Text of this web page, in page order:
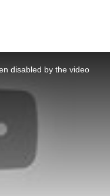
disabled by the video